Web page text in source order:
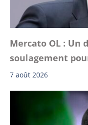
Mercato OL : Un
soulagement
7 août 2026